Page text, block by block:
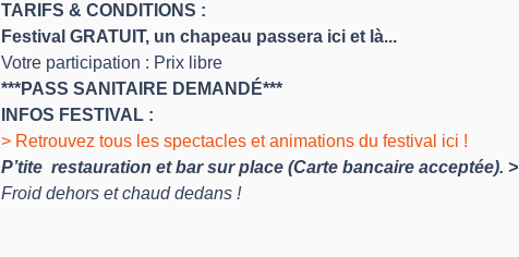
TARIFS & CONDITIONS :
Festival GRATUIT, un chapeau passera ici et là...
Votre participation : Prix libre
***PASS SANITAIRE DEMANDÉ***
INFOS FESTIVAL :
> Retrouvez tous les spectacles et animations du festival ici !
P’tite  restauration et bar sur place (Carte bancaire acceptée). >
Froid dehors et chaud dedans !